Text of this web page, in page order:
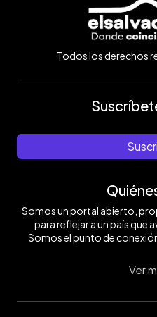
Todos los derechos
Somos un portal abierto,
para reflejar a un país que
Somos el punto de
Ver